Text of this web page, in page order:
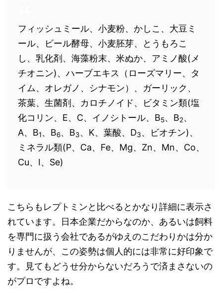
フィッシュミール、小麦粉、かしこ、大豆ミ
ール、ビール酵母、小麦胚芽、とうもろこ
し、乳化剤、海藻粉末、米ぬか、アミノ酸(メ
チオニン)、ハーブエキス（ローズマリー、タ
イム、オレガノ、シナモン）、ガーリック、
茶葉、生菌剤、カロチノイド、ビタミン類(塩
化コリン、E、C、イノシトール、B5、B2、
A、B1、B6、B3、K、葉酸、D3、ビオチン)、
ミネラル類(P、Ca、Fe、Mg、Zn、Mn、Co、
Cu、I、Se)
こちらもレプトミンと比べるとかなり詳細に表示さ
れています。日本企業だからなのか、あるいは飼料
を専門に扱う会社であるがゆえのこだわりかは分か
りませんが、この姿勢は個人的には非常に好印象で
す。見てもどうせ分からないだろうで済まさないの
がプロですよね。